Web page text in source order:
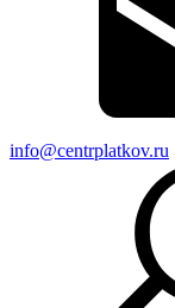
info@centrplatkov.ru